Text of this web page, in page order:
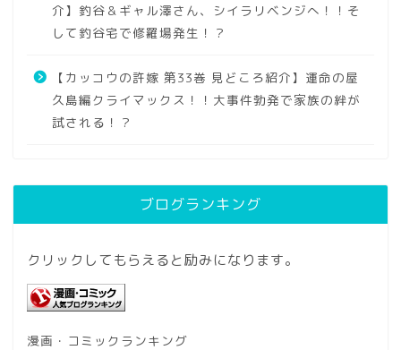
介】釣谷＆ギャル澤さん、シイラリベンジへ！！そ
して釣谷宅で修羅場発生！？
【カッコウの許嫁 第33巻 見どころ紹介】運命の屋
久島編クライマックス！！大事件勃発で家族の絆が
試される！？
ブログランキング
クリックしてもらえると励みになります。
漫画・コミックランキング